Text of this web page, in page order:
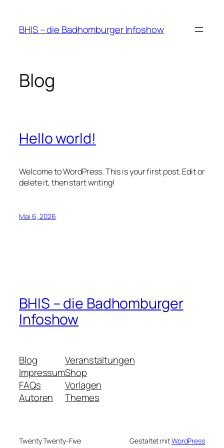
springen
BHIS – die Badhomburger Infoshow
Blog
Hello world!
Welcome to WordPress. This is your first post. Edit or
delete it, then start writing!
Mai 6, 2026
BHIS – die Badhomburger
Infoshow
Blog
Impressum
FAQs
Autoren
Veranstaltungen
Shop
Vorlagen
Themes
Twenty Twenty-Five Gestaltet mitWordPress